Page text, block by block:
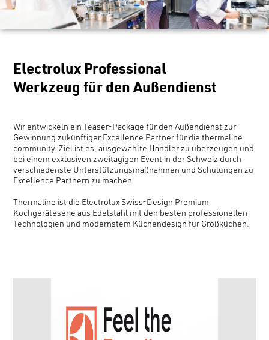
Electrolux Professional
Wir entwickeln ein Teaser-Package für den Außendienst zur
Gewinnung zukünftiger Excellence Partner für die thermaline
community. Ziel ist es, ausgewählte Händler zu überzeugen und
bei einem exklusiven zweitägigen Event in der Schweiz durch
verschiedenste Unterstützungsmaßnahmen und Schulungen zu
Excellence Partnern zu machen.
Thermaline ist die Electrolux Swiss-Design Premium
Kochgeräteserie aus Edelstahl mit den besten professionellen
Technologien und modernstem Küchendesign für Großküchen.